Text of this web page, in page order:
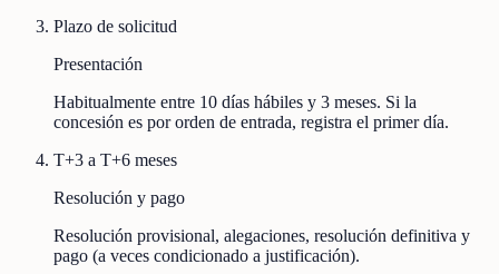
Plazo de solicitud
Presentación
Habitualmente entre 10 días hábiles y 3 meses. Si la
concesión es por orden de entrada, registra el primer día.
T+3 a T+6 meses
Resolución y pago
Resolución provisional, alegaciones, resolución definitiva y
pago (a veces condicionado a justificación).